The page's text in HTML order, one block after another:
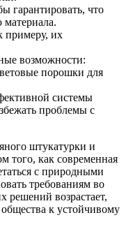
гарантировать, что
примеру, их
возможности:
порошки для
системы
проблемы с
штукатурки и
того, как современная
с природными
требованиям во
решений возрастает,
к устойчивому